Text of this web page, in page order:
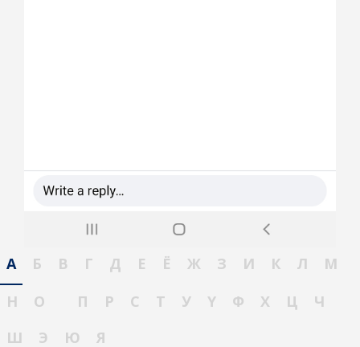
А Б В Г Д Е Ё Ж З И К Л
М
Н
О П Р С Т У Ү Ф Х Ц
Ч
Ш
Э Ю Я